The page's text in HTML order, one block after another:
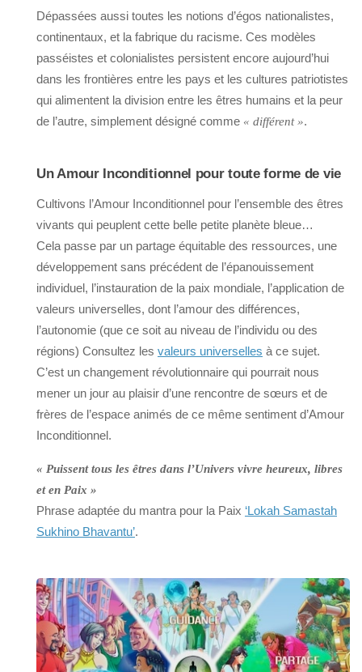
Dépassées aussi toutes les notions d’égos nationalistes,
continentaux, et la fabrique du racisme. Ces modèles
passéistes et colonialistes persistent encore aujourd’hui
dans les frontières entre les pays et les cultures patriotistes
qui alimentent la division entre les êtres humains et la peur
de l’autre, simplement désigné comme « différent ».
Un Amour Inconditionnel pour toute forme de vie
Cultivons l’Amour Inconditionnel pour l’ensemble des êtres
vivants qui peuplent cette belle petite planète bleue…
Cela passe par un partage équitable des ressources, une
développement sans précédent de l’épanouissement
individuel, l’instauration de la paix mondiale, l’application de
valeurs universelles, dont l’amour des différences,
l’autonomie (que ce soit au niveau de l’individu ou des
régions) Consultez les valeurs universelles à ce sujet.
C’est un changement révolutionnaire qui pourrait nous
mener un jour au plaisir d’une rencontre de sœurs et de
frères de l’espace animés de ce même sentiment d’Amour
Inconditionnel.
« Puissent tous les êtres dans l’Univers vivre heureux, libres
et en Paix »
Phrase adaptée du mantra pour la Paix ‘Lokah Samastah
Sukhino Bhavantu’.